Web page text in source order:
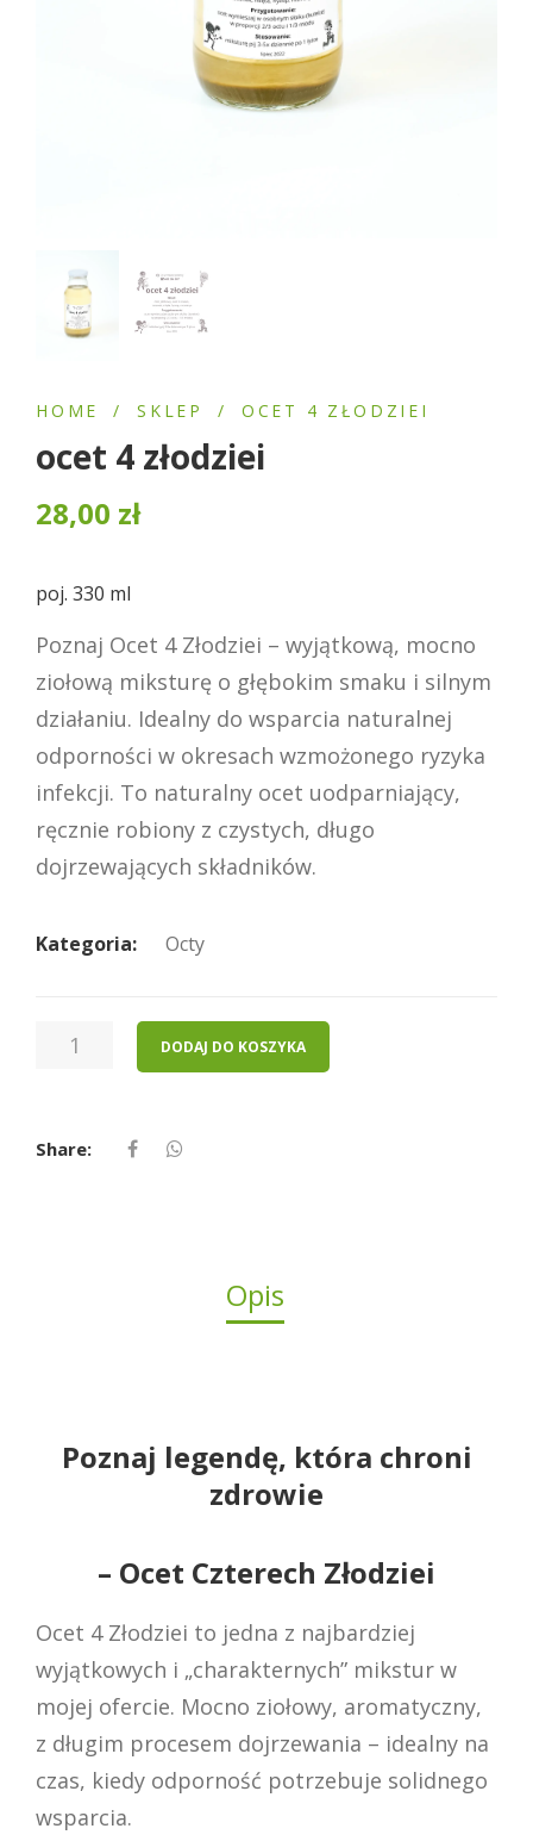
HOME / SKLEP / OCET 4 ZŁODZIEI
ocet 4 złodziei
28,00 zł
poj. 330 ml
Poznaj Ocet 4 Złodziei – wyjątkową, mocno
ziołową miksturę o głębokim smaku i silnym
działaniu. Idealny do wsparcia naturalnej
odporności w okresach wzmożonego ryzyka
infekcji. To naturalny ocet uodparniający,
ręcznie robiony z czystych, długo
dojrzewających składników.
Kategoria: Octy
ILOŚĆ
DODAJ DO KOSZYKA
Share:
Opis
Poznaj legendę, która chroni
zdrowie
– Ocet Czterech Złodziei
Ocet 4 Złodziei to jedna z najbardziej
wyjątkowych i „charakternych” mikstur w
mojej ofercie. Mocno ziołowy, aromatyczny,
z długim procesem dojrzewania – idealny na
czas, kiedy odporność potrzebuje solidnego
wsparcia.